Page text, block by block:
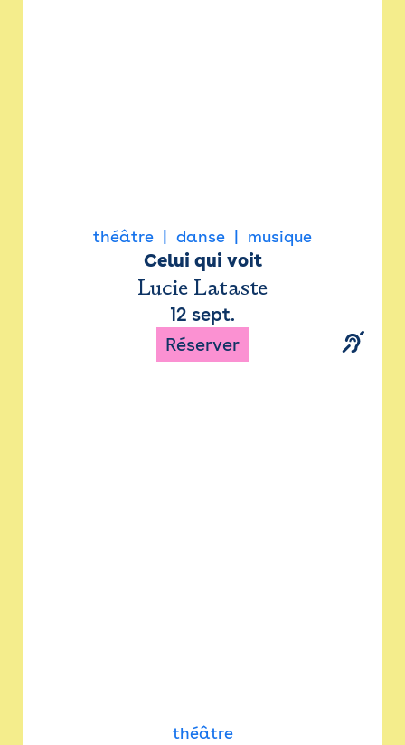
théâtre danse musique
Celui qui voit
Lucie Lataste
12 sept.
Réserver
théâtre